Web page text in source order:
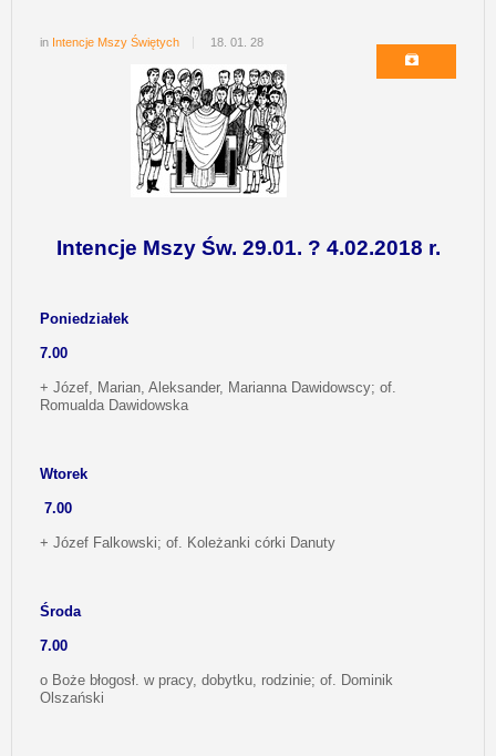
in Intencje Mszy Świętych 18. 01. 28
Intencje Mszy Św. 29.01. ? 4.02.2018 r.
Poniedziałek
7.00
+ Józef, Marian, Aleksander, Marianna Dawidowscy; of.
Romualda Dawidowska
Wtorek
7.00
+ Józef Falkowski; of. Koleżanki córki Danuty
Środa
7.00
o Boże błogosł. w pracy, dobytku, rodzinie; of. Dominik
Olszański